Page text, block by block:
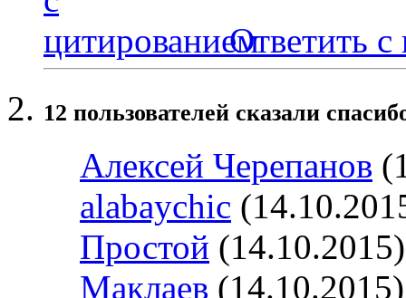
Ответить с
12 пользователей сказали
Алексей Черепанов
alabaychic
Простой
Маклаев